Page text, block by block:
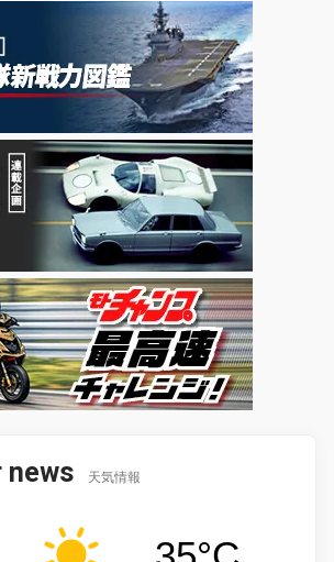
news 天気情報